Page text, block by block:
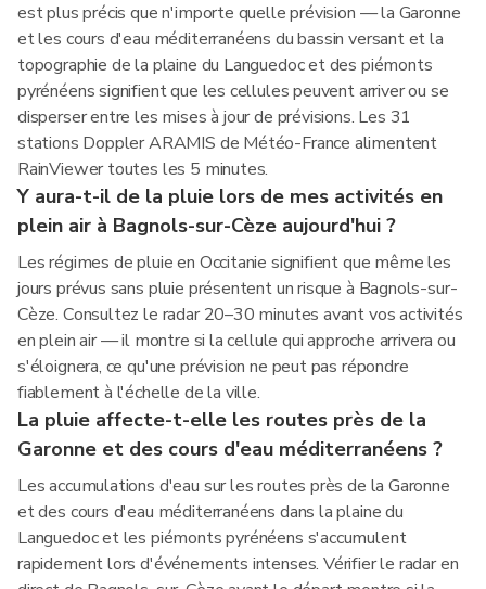
est plus précis que n'importe quelle prévision — la Garonne
et les cours d'eau méditerranéens du bassin versant et la
topographie de la plaine du Languedoc et des piémonts
pyrénéens signifient que les cellules peuvent arriver ou se
disperser entre les mises à jour de prévisions. Les 31
stations Doppler ARAMIS de Météo-France alimentent
RainViewer toutes les 5 minutes.
Y aura-t-il de la pluie lors de mes activités en
plein air à Bagnols-sur-Cèze aujourd'hui ?
Les régimes de pluie en Occitanie signifient que même les
jours prévus sans pluie présentent un risque à Bagnols-sur-
Cèze. Consultez le radar 20–30 minutes avant vos activités
en plein air — il montre si la cellule qui approche arrivera ou
s'éloignera, ce qu'une prévision ne peut pas répondre
fiablement à l'échelle de la ville.
La pluie affecte-t-elle les routes près de la
Garonne et des cours d'eau méditerranéens ?
Les accumulations d'eau sur les routes près de la Garonne
et des cours d'eau méditerranéens dans la plaine du
Languedoc et les piémonts pyrénéens s'accumulent
rapidement lors d'événements intenses. Vérifier le radar en